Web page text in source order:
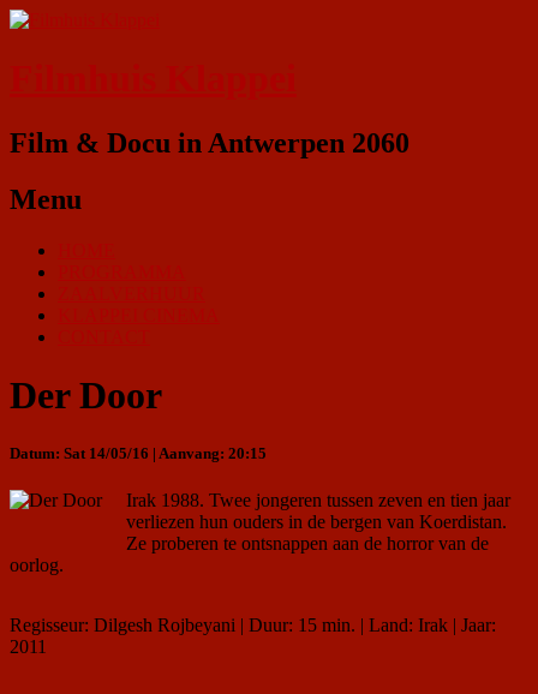
Film & Docu in Antwerpen 2060
Menu
Der Door
Datum: Sat 14/05/16 | Aanvang: 20:15
Irak 1988. Twee jongeren tussen zeven en tien jaar
verliezen hun ouders in de bergen van Koerdistan.
Ze proberen te ontsnappen aan de horror van de
oorlog.
Regisseur: Dilgesh Rojbeyani | Duur: 15 min. | Land: Irak | Jaar:
2011